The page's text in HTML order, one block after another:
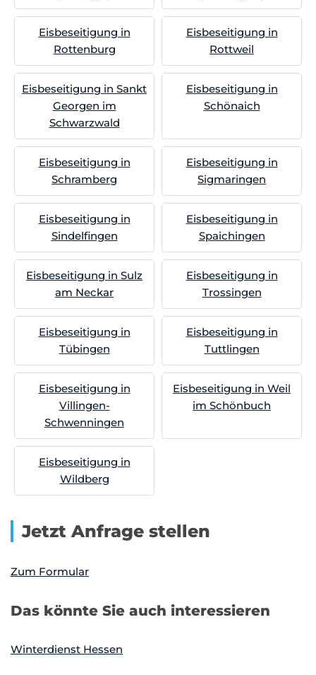
Eisbeseitigung in
Rottenburg
Eisbeseitigung in
Rottweil
Eisbeseitigung in Sankt
Georgen im
Schwarzwald
Eisbeseitigung in
Schönaich
Eisbeseitigung in
Schramberg
Eisbeseitigung in
Sigmaringen
Eisbeseitigung in
Sindelfingen
Eisbeseitigung in
Spaichingen
Eisbeseitigung in Sulz
am Neckar
Eisbeseitigung in
Trossingen
Eisbeseitigung in
Tübingen
Eisbeseitigung in
Tuttlingen
Eisbeseitigung in
Villingen-
Schwenningen
Eisbeseitigung in Weil
im Schönbuch
Eisbeseitigung in
Wildberg
Jetzt Anfrage stellen
Zum Formular
Das könnte Sie auch interessieren
Winterdienst Hessen